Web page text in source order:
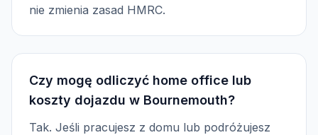
nie zmienia zasad HMRC.
Czy mogę odliczyć home office lub
koszty dojazdu w Bournemouth?
Tak. Jeśli pracujesz z domu lub podróżujesz